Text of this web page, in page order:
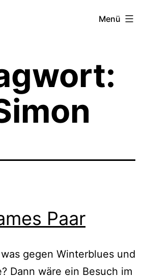
Menü
Paar
gegen Winterblues und
Dann wäre ein Besuch im